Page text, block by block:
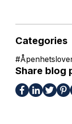
Categories
#
Share blog